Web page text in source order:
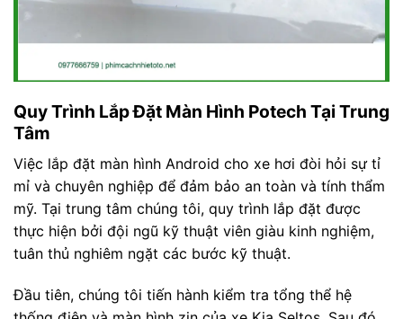
Quy Trình Lắp Đặt Màn Hình Potech Tại Trung
Tâm
Việc lắp đặt màn hình Android cho xe hơi đòi hỏi sự tỉ
mỉ và chuyên nghiệp để đảm bảo an toàn và tính thẩm
mỹ. Tại trung tâm chúng tôi, quy trình lắp đặt được
thực hiện bởi đội ngũ kỹ thuật viên giàu kinh nghiệm,
tuân thủ nghiêm ngặt các bước kỹ thuật.
Đầu tiên, chúng tôi tiến hành kiểm tra tổng thể hệ